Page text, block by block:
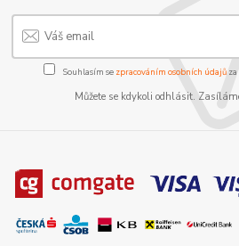
Souhlasím se zpracováním osobních údajůza
Můžete se kdykoli odhlásit.